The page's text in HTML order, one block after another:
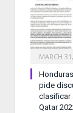
MARCH
pide
clasificar
Qatar